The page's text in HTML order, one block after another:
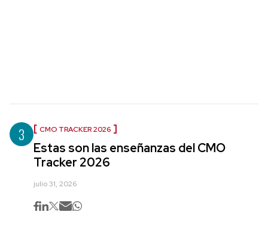
3 CMO TRACKER 2026
Estas son las enseñanzas del CMO
Tracker 2026
julio 31, 2026